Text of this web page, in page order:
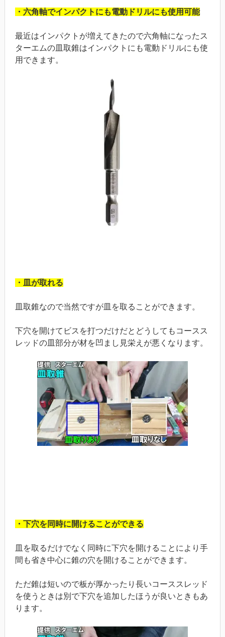
・六角軸でインパクトにも電動ドリルにも使用可能
最近はインパクトが増えてきたので六角軸になったス
ターエムの皿取錐はインパクトにも電動ドリルにも使
用できます。
・皿が取れる
皿取錐なので当然ですが皿を取ることができます。
下穴を開けてビスを打つだけだとどうしてもコースス
レッドの皿部分が材を凹まし見栄えが悪くなります。
・下穴を同時に開けることができる
皿を取るだけでなく同時に下穴を開けることにより手
間も省き中心に錐の穴を開けることができます。
ただ錐は短いので板が厚かったり長いコーススレッド
を使うときは別で下穴を追加したほうが良いときもあ
ります。